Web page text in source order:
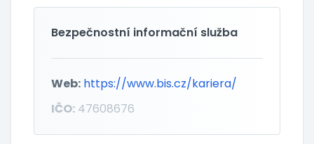
Bezpečnostní informační služba
Web: https://www.bis.cz/kariera/
IČO: 47608676